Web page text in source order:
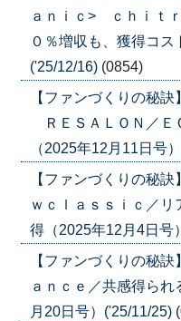
ａｎｉｃ> ｃｈｉｔ
０％増収も、獲得コス
('25/12/16) (0854)
【ファンづくりの
ＲＥＳＡＬＯＮ／Ｅ
（2025年12月11日号
【ファンづくりの秘
ｗｃｌａｓｓｉｃ／
得（2025年12月4日号
【ファンづくりの秘
ａｎｃｅ／共感得ら
月20日号）('25/11/25)